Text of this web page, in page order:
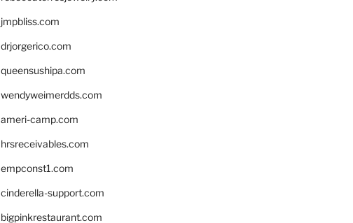
jmpbliss.com
drjorgerico.com
queensushipa.com
wendyweimerdds.com
ameri-camp.com
hrsreceivables.com
empconst1.com
cinderella-support.com
bigpinkrestaurant.com